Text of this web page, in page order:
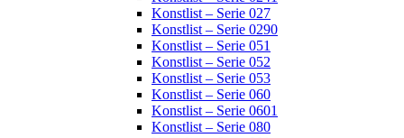
Konstlist – Serie 027
Konstlist – Serie 0290
Konstlist – Serie 051
Konstlist – Serie 052
Konstlist – Serie 053
Konstlist – Serie 060
Konstlist – Serie 0601
Konstlist – Serie 080